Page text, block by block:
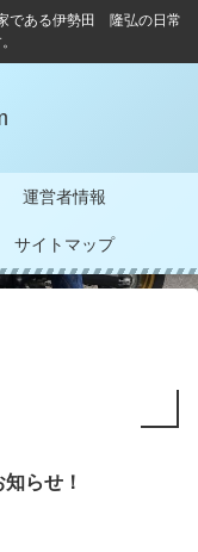
である伊勢田 隆弘の日常
運営者情報
サイトマップ
らせ！